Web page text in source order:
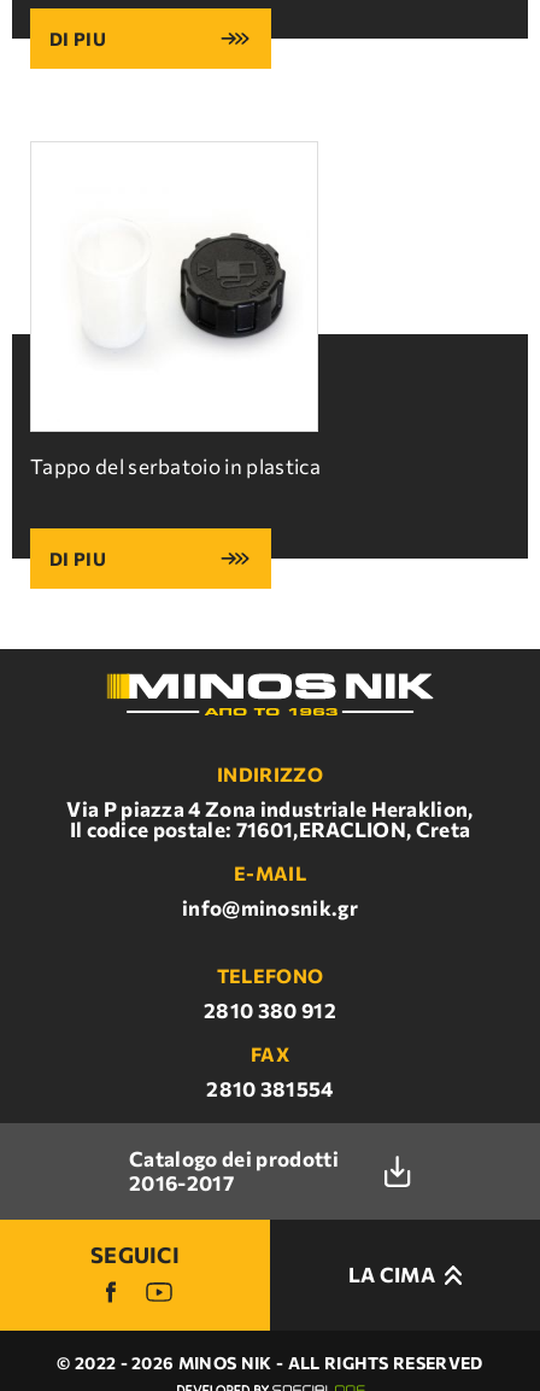
DI PIU
Tappo del serbatoio in plastica
DI PIU
INDIRIZZO
Via P piazza 4 Zona industriale Heraklion,
Il codice postale: 71601,ERACLION, Creta
E-MAIL
info@minosnik.gr
TELEFONO
2810 380 912
FAX
2810 381554
Catalogo dei prodotti
2016-2017
SEGUICI
LA CIMA
© 2022 - 2026 MINOS NIK - ALL RIGHTS RESERVED